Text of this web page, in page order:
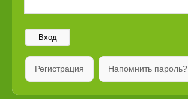
Вход
Регистрация Напомнить пароль?